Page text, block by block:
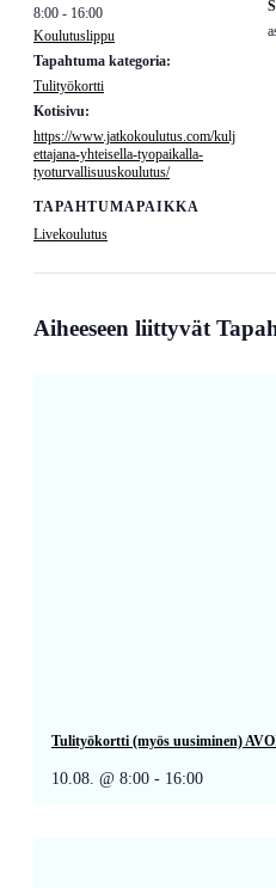
8:00 - 16:00
Koulutuslippu
Tapahtuma kategoria:
Tulityökortti
Kotisivu:
https://www.jatkokoulutus.com/kulj
ettajana-yhteisella-tyopaikalla-
tyoturvallisuuskoulutus/
TAPAHTUMAPAIKKA
Livekoulutus
Aiheeseen liittyvät
Tulityökortti (myös uusiminen)
10.08. @ 8:00 - 16:00